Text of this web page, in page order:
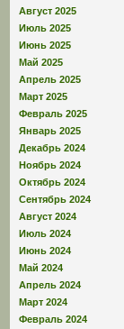
Август 2025
Июль 2025
Июнь 2025
Май 2025
Апрель 2025
Март 2025
Февраль 2025
Январь 2025
Декабрь 2024
Ноябрь 2024
Октябрь 2024
Сентябрь 2024
Август 2024
Июль 2024
Июнь 2024
Май 2024
Апрель 2024
Март 2024
Февраль 2024